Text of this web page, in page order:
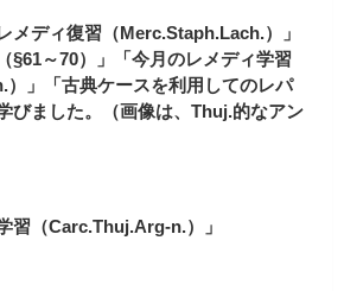
メディ復習（Merc.Staph.Lach.）」
§61～70）」「今月のレメディ学習
）」「古典ケースを利用してのレパ
びました。（画像は、Thuj.的なアン
習（Carc.Thuj.Arg-n.）」